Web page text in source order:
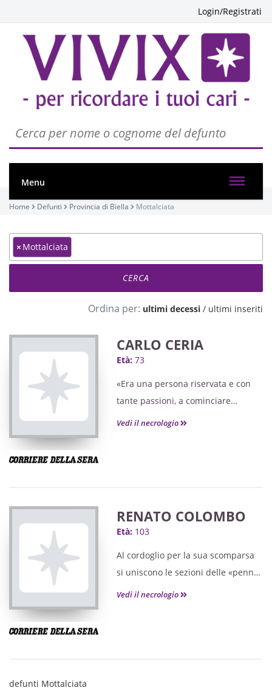
Login/Registrati
Menu
Home Defunti Provincia di Biella Mottalciata
× Mottalciata
Ordina per: ultimi decessi / ultimi inseriti
CARLO CERIA
Età: 73
«Era una persona riservata e con
tante passioni, a cominciare
dall’orto — ricorda il fratello Gianni,
funghi. Gli piaceva stare all’aria
camminare».
Vedi il necrologio
RENATO COLOMBO
Età: 103
Al cordoglio per la sua scomparsa
si uniscono le sezioni delle «penne
nere» di tutta Italia.
Vedi il necrologio
defunti Mottalciata